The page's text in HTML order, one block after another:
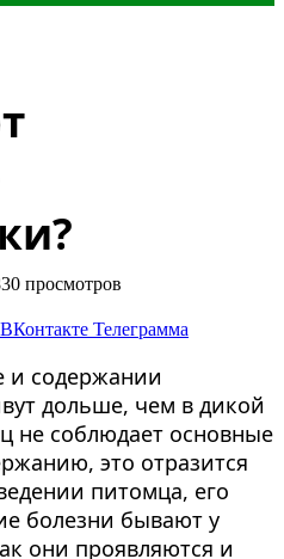
просмотров
ВКонтакте Телеграмма
и содержании
дольше, чем в дикой
не соблюдает основные
это отразится
питомца, его
болезни бывают у
они проявляются и